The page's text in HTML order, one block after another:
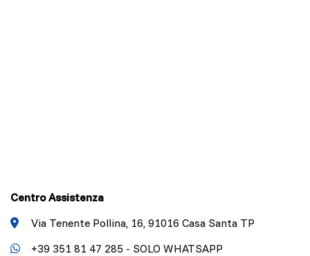
Centro Assistenza
Via Tenente Pollina, 16, 91016 Casa Santa TP
+39 351 81 47 285 - SOLO WHATSAPP